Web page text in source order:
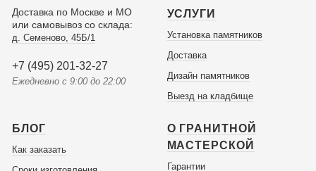
Доставка по Москве и МО
или самовывоз со склада:
д. Семеново, 45Б/1
+7 (495) 201-32-27
Ежедневно с 9:00 до 22:00
УСЛУГИ
Установка памятников
Доставка
Дизайн памятников
Выезд на кладбище
БЛОГ
Как заказать
О ГРАНИТНОЙ
МАСТЕРСКОЙ
Гарантии